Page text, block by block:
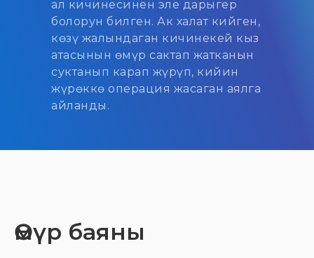
ал кичинесинен эле дарыгер
болорун билген. Ак халат кийген,
көзү жалындаган кичинекей кыз
атасынын өмүр сактап жатканын
суктанып карап жүрүп, кийин
жүрөккө операция жасаган аялга
айланды.
Өмүр баяны